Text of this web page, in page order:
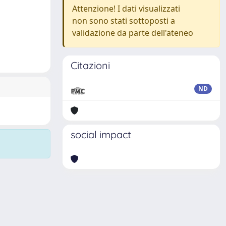
Attenzione! I dati visualizzati
non sono stati sottoposti a
validazione da parte dell'ateneo
Citazioni
ND
social impact